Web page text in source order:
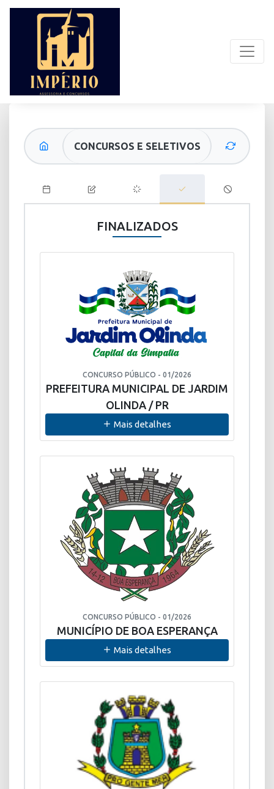
CONCURSOS E SELETIVOS
FINALIZADOS
CONCURSO PÚBLICO - 01/2026
PREFEITURA MUNICIPAL DE JARDIM
OLINDA / PR
Mais detalhes
CONCURSO PÚBLICO - 01/2026
MUNICÍPIO DE BOA ESPERANÇA
Mais detalhes